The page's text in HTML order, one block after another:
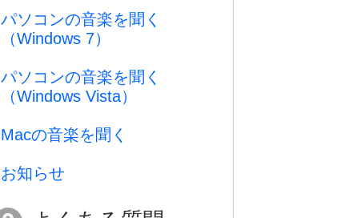
パソコンの音楽を聞く
（Windows 7）
パソコンの音楽を聞く
（Windows Vista）
Macの音楽を聞く
お知らせ